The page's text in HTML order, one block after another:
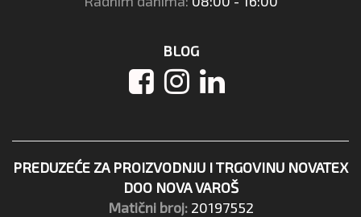
BLOG
PREDUZEĆE ZA PROIZVODNJU I TRGOVINU NOVATEX
DOO NOVA VAROŠ
Matični broj: 20197552